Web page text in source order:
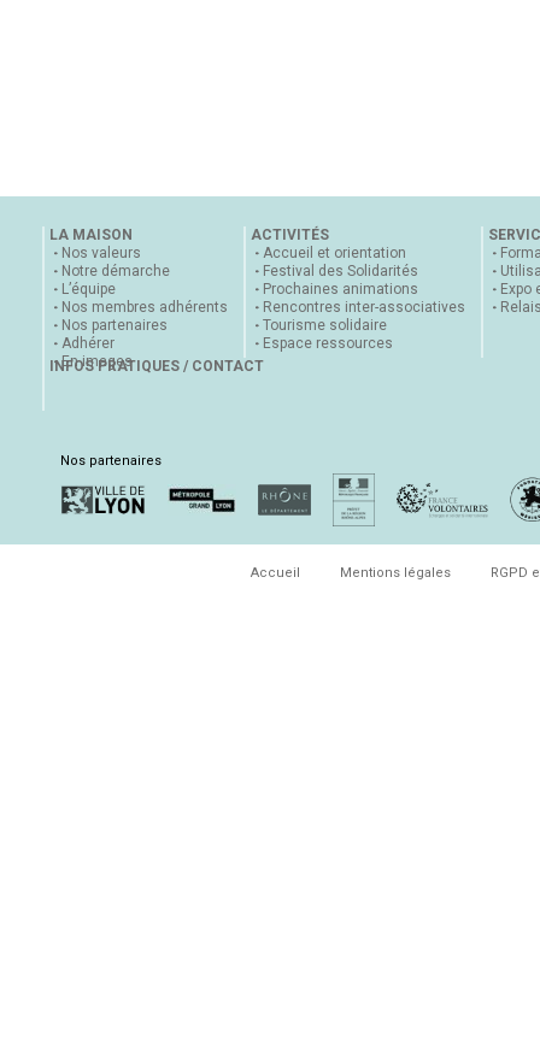
LA MAISON
Nos valeurs
Notre démarche
L’équipe
Nos membres adhérents
Nos partenaires
Adhérer
En images
ACTIVITÉS
Accueil et orientation
Festival des Solidarités
Prochaines animations
Rencontres inter-associatives
Tourisme solidaire
Espace ressources
Expo
INFOS PRATIQUES / CONTACT
Nos partenaires
Accueil Mentions légales RGPD